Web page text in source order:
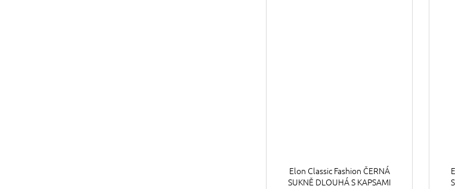
Elon Classic Fashion ČERNÁ
SUKNĚ DLOUHÁ S KAPSAMI